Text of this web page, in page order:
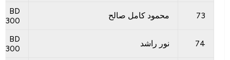
73 محمود كامل صالح
BD
300
74 نور راشد
BD
300